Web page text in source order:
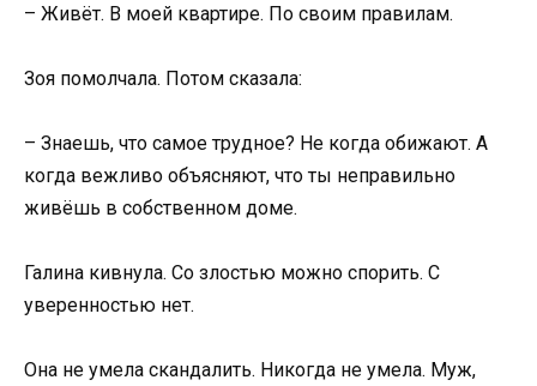
– Живёт. В моей квартире. По своим правилам.
Зоя помолчала. Потом сказала:
– Знаешь, что самое трудное? Не когда обижают. А
когда вежливо объясняют, что ты неправильно
живёшь в собственном доме.
Галина кивнула. Со злостью можно спорить. С
уверенностью нет.
Она не умела скандалить. Никогда не умела. Муж,